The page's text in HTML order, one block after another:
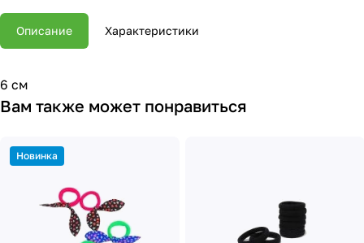
Описание Характеристики
6 см
Вам также может понравиться
Новинка